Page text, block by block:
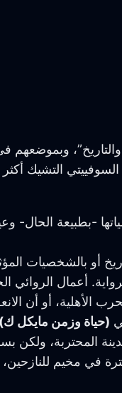
وبموضعهم
السوفييتي التشيك
-بطبيعة الحال- وعياً
أو بالشخصيات
أعمال
الأهلية، أو أن
(حياة وزمن مايكل ك)
المحتربة، ولكن
مخيم للنازحين،